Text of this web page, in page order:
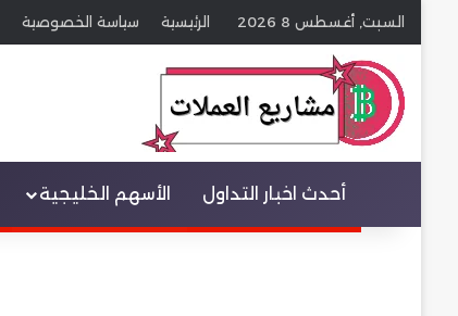
السبت, أغسطس 8 2026 الرئيسية سياسة الخصوصية
عنصر القائمة
أحدث اخبار التداول الأسهم الخليجية